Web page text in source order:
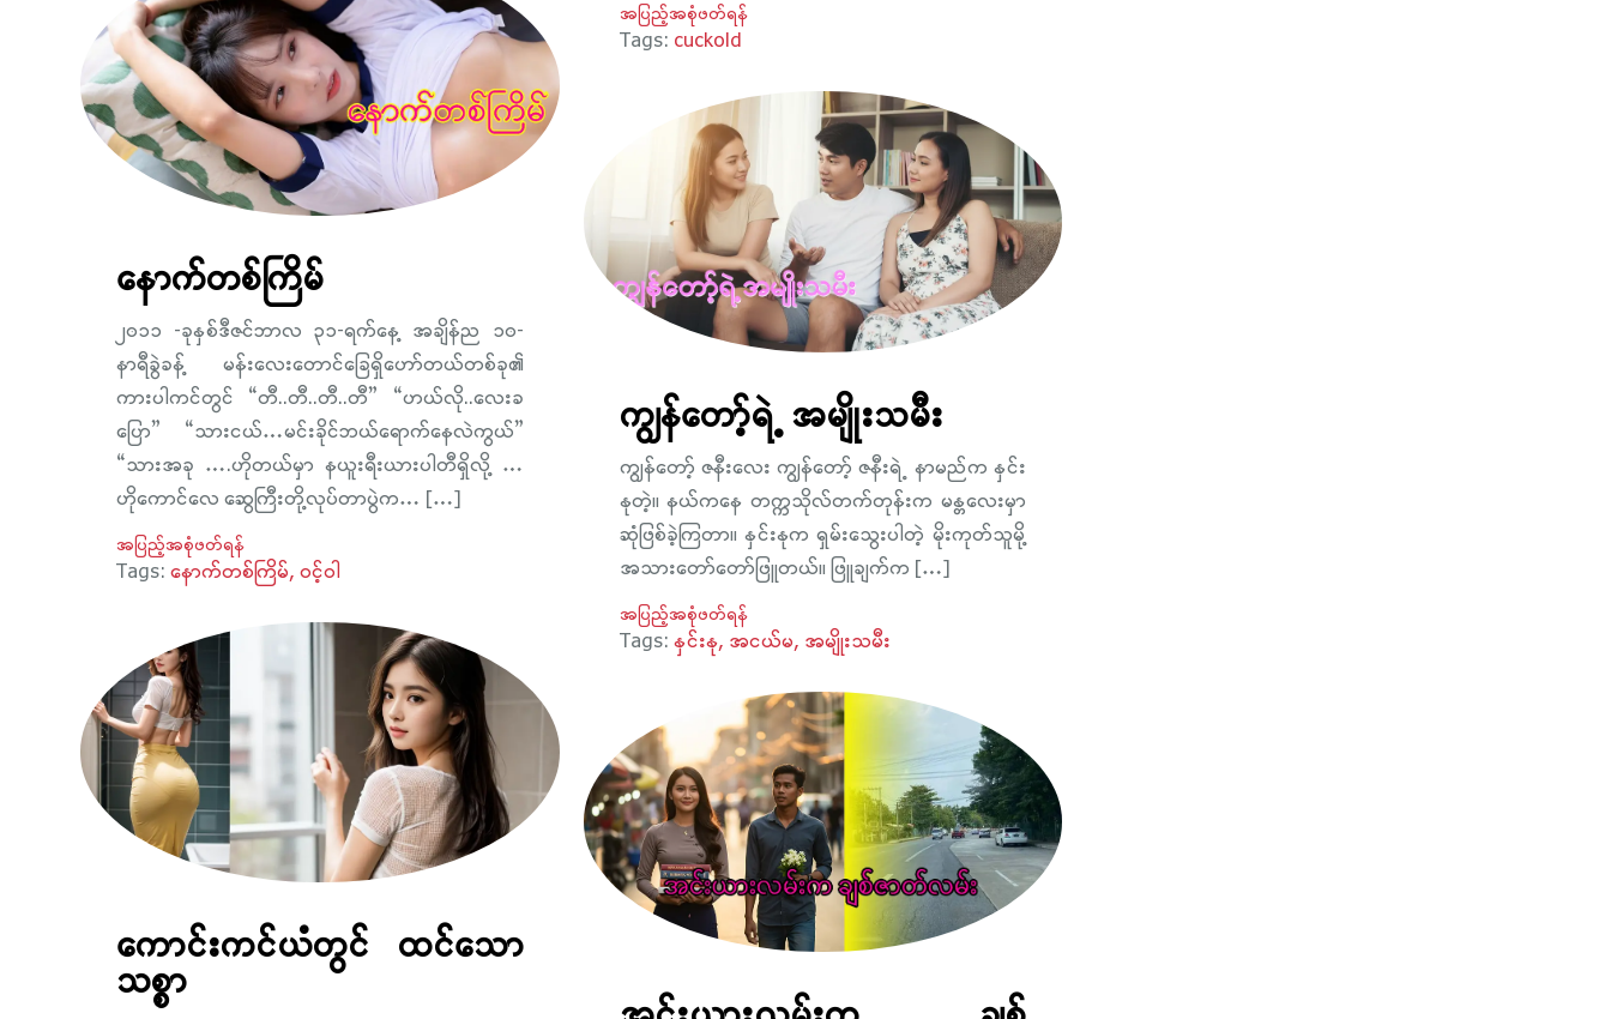
အပြည့်အစုံဖတ်ရန်
Tags: cuckold
နောက်တစ်ကြိမ်
၂၀၁၁ -ခုနှစ်ဒီဇင်ဘာလ ၃၁-ရက်နေ့ အချိန်ည ၁၀-
နာရီခွဲခန့် မန်းလေးတောင်ခြေရှိဟော်တယ်တစ်ခု၏
ကားပါကင်တွင် “တီ..တီ..တီ..တီ” “ဟယ်လို..လေးခ
ပြော” “သားငယ်…မင်းခိုင်ဘယ်ရောက်နေလဲကွယ်”
“သားအခု ….ဟိုတယ်မှာ နယူးရီးယားပါတီရှိလို့ …
ဟိုကောင်လေ ဆွေကြီးတို့လုပ်တာပွဲက… […]
အပြည့်အစုံဖတ်ရန်
Tags:နောက်တစ်ကြိမ် ဝင့်ဝါ
ကျွန်တော့်ရဲ့ အမျိုးသမီး
ကျွန်တော့် ဇနီးလေး ကျွန်တော့် ဇနီးရဲ့ နာမည်က နှင်း
နုတဲ့။ နယ်ကနေ တက္ကသိုလ်တက်တုန်းက မန္တလေးမှာ
ဆုံဖြစ်ခဲ့ကြတာ။ နှင်းနုက ရှမ်းသွေးပါတဲ့ မိုးကုတ်သူမို့
အသားတော်တော်ဖြူတယ်။ ဖြူချက်က […]
အပြည့်အစုံဖတ်ရန်
Tags:နှင်းနု အငယ်မ အမျိုးသမီး
ကောင်းကင်ယံတွင် ထင်သော
သစ္စာ